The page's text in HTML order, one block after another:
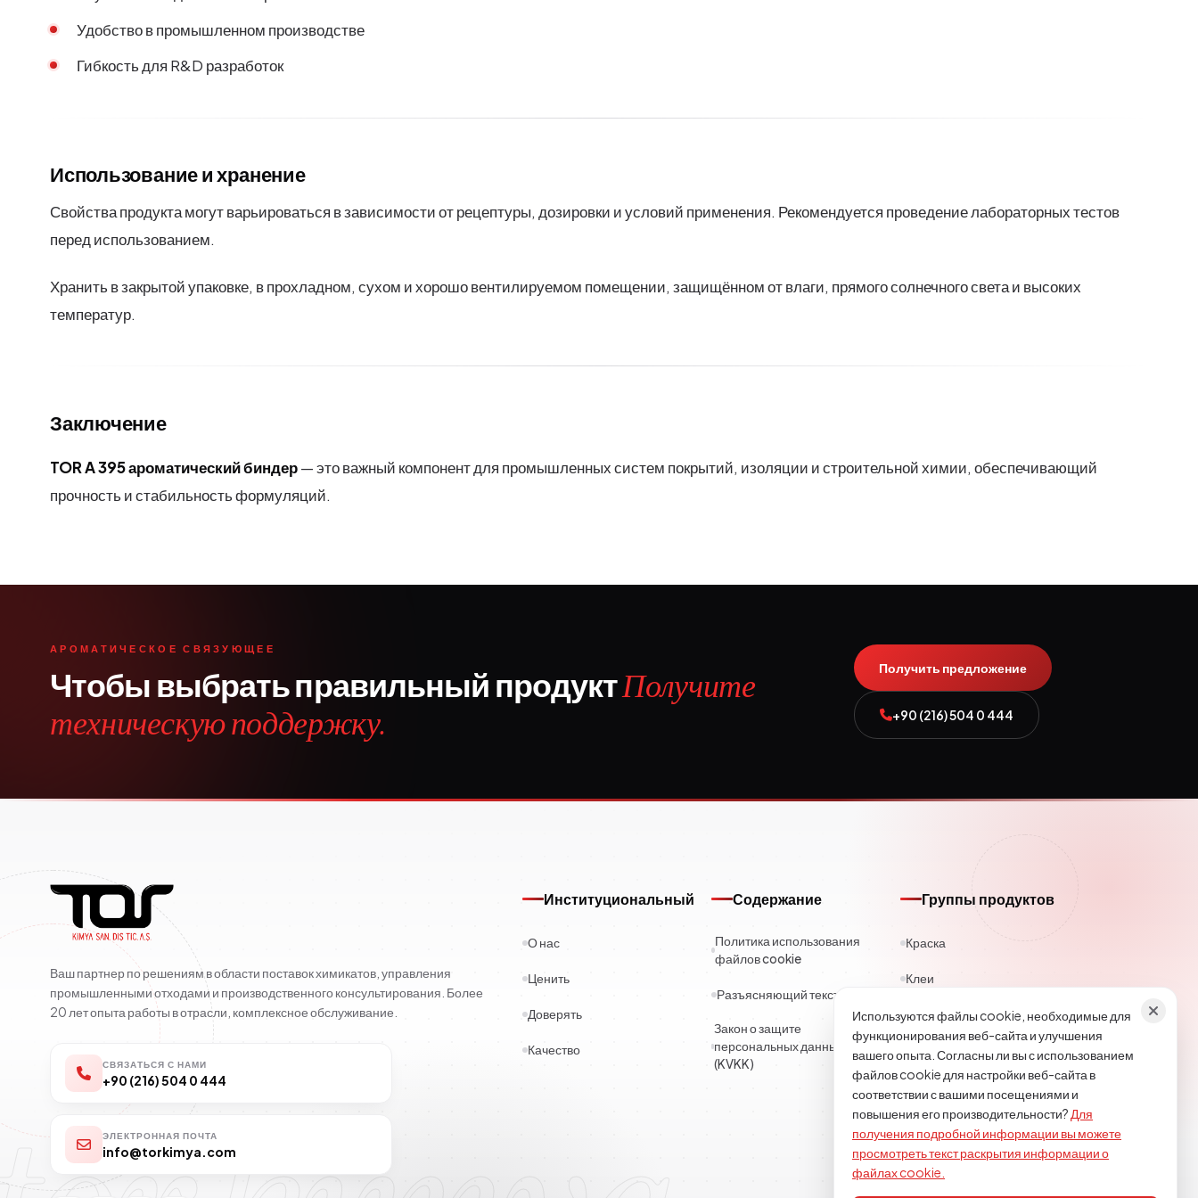
Удобство в промышленном производстве
Гибкость для R&D разработок
Использование и хранение
Свойства продукта могут варьироваться в зависимости от рецептуры, дозировки и условий применения. Рекомендуется проведение лабораторных тестов
перед использованием.
Хранить в закрытой упаковке, в прохладном, сухом и хорошо вентилируемом помещении, защищённом от влаги, прямого солнечного света и высоких
температур.
Заключение
TOR A 395 ароматический биндер— это важный компонент для промышленных систем покрытий, изоляции и строительной химии, обеспечивающий
прочность и стабильность формуляций.
АРОМАТИЧЕСКОЕ СВЯЗУЮЩЕЕ
Чтобы выбрать правильный продуктПолучите
техническую поддержку.
Получить предложение
+90 (216) 504 0 444
Ваш партнер по решениям в области поставок химикатов, управления
промышленными отходами и производственного консультирования. Более
20 лет опыта работы в отрасли, комплексное обслуживание.
СВЯЗАТЬСЯ С НАМИ
+90 (216) 504 0 444
ЭЛЕКТРОННАЯ ПОЧТА
info@torkimya.com
Институциональный
О нас
Ценить
Доверять
Качество
Содержание
Политика использования
файлов cookie
Разъясняющий текст
Закон о защите
персональных данных
(KVKK)
Группы продуктов
Краска
Клеи
Каучук
Полиэстер
Строительная химия
Текстиль
Эпоксид-полиуретан
Используются файлы cookie, необходимые для
функционирования веб-сайта и улучшения
вашего опыта. Согласны ли вы с использованием
файлов cookie для настройки веб-сайта в
соответствии с вашими посещениями и
повышения его производительности? Для
получения подробной информации вы можете
просмотреть текст раскрытия информации о
файлах cookie.